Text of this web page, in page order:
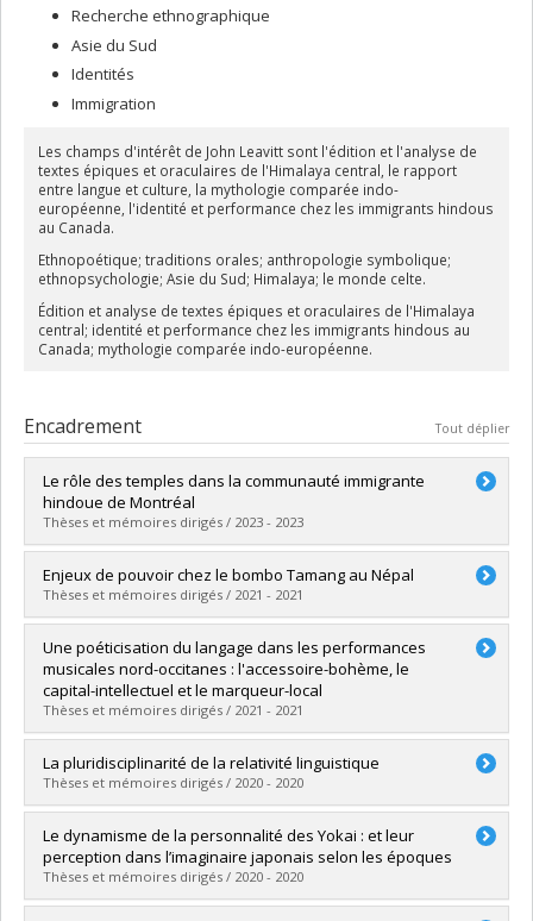
Recherche ethnographique
Asie du Sud
Identités
Immigration
Les champs d'intérêt de John Leavitt sont l'édition et l'analyse de
textes épiques et oraculaires de l'Himalaya central, le rapport
entre langue et culture, la mythologie comparée indo-
européenne, l'identité et performance chez les immigrants hindous
au Canada.
Ethnopoétique; traditions orales; anthropologie symbolique;
ethnopsychologie; Asie du Sud; Himalaya; le monde celte.
Édition et analyse de textes épiques et oraculaires de l'Himalaya
central; identité et performance chez les immigrants hindous au
Canada; mythologie comparée indo-européenne.
Encadrement Tout déplier
Le rôle des temples dans la communauté immigrante
hindoue de Montréal
Thèses et mémoires dirigés / 2023 - 2023
Diplômé(e) :Peterson, Gabriela
Cycle : Maîtrise
Diplôme obtenu :M. Sc.
Lien vers le document dans Papyrus
Enjeux de pouvoir chez le bombo Tamang au Népal
Thèses et mémoires dirigés / 2021 - 2021
Diplômé(e) :Woiczik, Maud
Cycle :Maîtrise
Diplôme obtenu :M. Sc.
Lien vers le document dans Papyrus
Une poéticisation du langage dans les performances
musicales nord-occitanes : l'accessoire-bohème, le
capital-intellectuel et le marqueur-local
Thèses et mémoires dirigés / 2021 - 2021
Diplômé(e) :Rougier, Etienne
Cycle : Maîtrise
Diplôme obtenu :M. Sc.
Lien vers le document dans Papyrus
La pluridisciplinarité de la relativité linguistique
Thèses et mémoires dirigés / 2020 - 2020
Diplômé(e) :Labelle, Justin
Cycle :Maîtrise
Diplôme obtenu :M. Sc.
Lien vers le document dans Papyrus
Le dynamisme de la personnalité des Yokai : et leur
perception dans l’imaginaire japonais selon les époques
Thèses et mémoires dirigés / 2020 - 2020